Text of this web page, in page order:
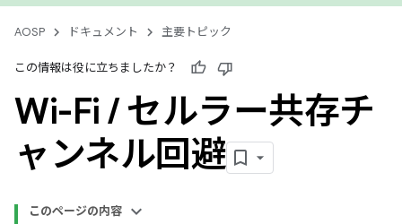
AOSP ドキュメント 主要トピック
この情報は役に立ちましたか？
Wi-Fi /セルラー共存チ
ャンネル回避
このページの内容